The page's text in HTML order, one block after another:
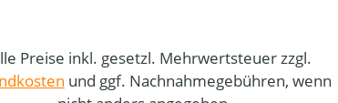
Preise inkl. gesetzl. Mehrwertsteuer zzgl.
und ggf. Nachnahmegebühren, wenn